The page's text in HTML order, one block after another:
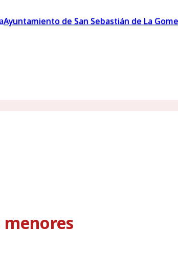
Ayuntamiento de San Sebastián de La
menores